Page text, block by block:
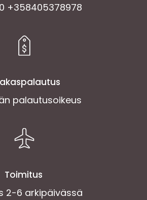
+358405378978
palautusoikeus
Toimitus
2-6 arkipäivässä